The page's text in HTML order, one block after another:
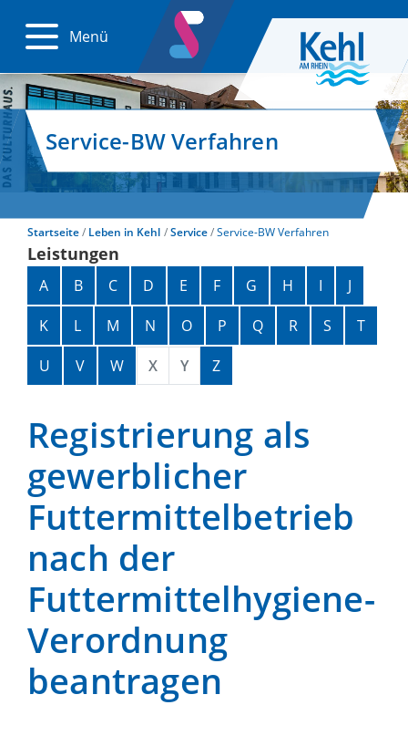
Menü
Service-BW Verfahren
Startseite Leben in Kehl Service Service-BW Verfahren
Leistungen
Alphabetisches Register überspringen
A B C D E F G H I
J
K
L M N O P Q R S
T
U
V W X Y Z
Registrierung als
gewerblicher
Futtermittelbetrieb
nach der
Futtermittelhygiene-
Verordnung
beantragen